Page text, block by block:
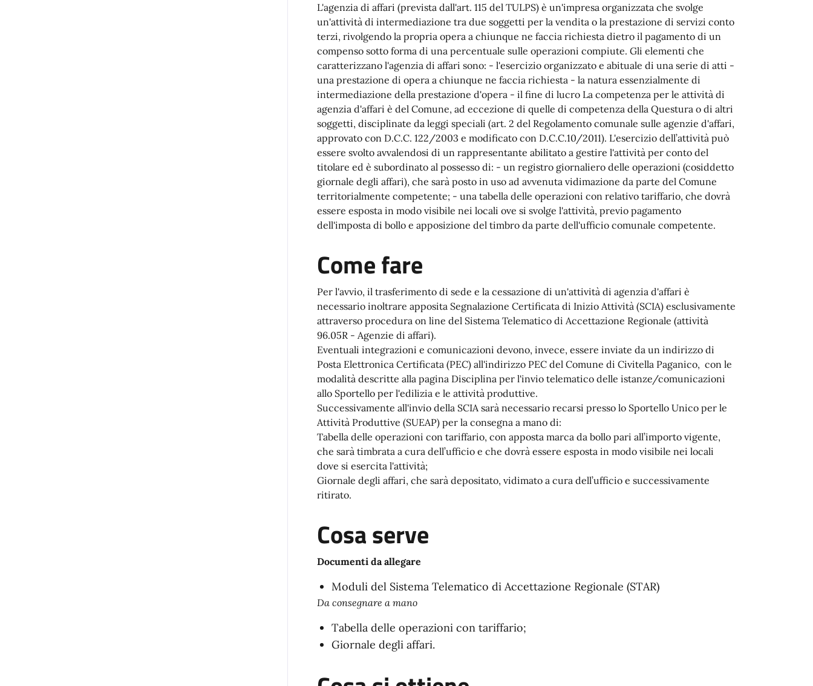
L'agenzia di affari (prevista dall'art. 115 del TULPS) è un'impresa organizzata che svolge
un'attività di intermediazione tra due soggetti per la vendita o la prestazione di servizi conto
terzi, rivolgendo la propria opera a chiunque ne faccia richiesta dietro il pagamento di un
compenso sotto forma di una percentuale sulle operazioni compiute. Gli elementi che
caratterizzano l'agenzia di affari sono: - l'esercizio organizzato e abituale di una serie di atti -
una prestazione di opera a chiunque ne faccia richiesta - la natura essenzialmente di
intermediazione della prestazione d'opera - il fine di lucro La competenza per le attività di
agenzia d'affari è del Comune, ad eccezione di quelle di competenza della Questura o di altri
soggetti, disciplinate da leggi speciali (art. 2 del Regolamento comunale sulle agenzie d'affari,
approvato con D.C.C. 122/2003 e modificato con D.C.C.10/2011). L'esercizio dell’attività può
essere svolto avvalendosi di un rappresentante abilitato a gestire l'attività per conto del
titolare ed è subordinato al possesso di: - un registro giornaliero delle operazioni (cosiddetto
giornale degli affari), che sarà posto in uso ad avvenuta vidimazione da parte del Comune
territorialmente competente; - una tabella delle operazioni con relativo tariffario, che dovrà
essere esposta in modo visibile nei locali ove si svolge l'attività, previo pagamento
dell'imposta di bollo e apposizione del timbro da parte dell'ufficio comunale competente.
Come fare
Per l'avvio, il trasferimento di sede e la cessazione di un'attività di agenzia d'affari è
necessario inoltrare apposita Segnalazione Certificata di Inizio Attività (SCIA) esclusivamente
attraverso procedura on line del Sistema Telematico di Accettazione Regionale (attività
96.05R - Agenzie di affari).
Eventuali integrazioni e comunicazioni devono, invece, essere inviate da un indirizzo di
Posta Elettronica Certificata (PEC) all'indirizzo PEC del Comune di Civitella Paganico, con le
modalità descritte alla pagina Disciplina per l'invio telematico delle istanze/comunicazioni
allo Sportello per l'edilizia e le attività produttive.
Successivamente all'invio della SCIA sarà necessario recarsi presso lo Sportello Unico per le
Attività Produttive (SUEAP) per la consegna a mano di:
Tabella delle operazioni con tariffario, con apposta marca da bollo pari all’importo vigente,
che sarà timbrata a cura dell’ufficio e che dovrà essere esposta in modo visibile nei locali
dove si esercita l'attività;
Giornale degli affari, che sarà depositato, vidimato a cura dell’ufficio e successivamente
ritirato.
Cosa serve
Documenti da allegare
Moduli del Sistema Telematico di Accettazione Regionale (STAR)
Da consegnare a mano
Tabella delle operazioni con tariffario;
Giornale degli affari.